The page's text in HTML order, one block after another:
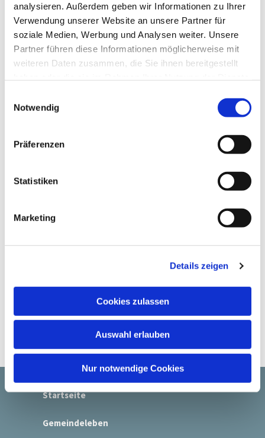
analysieren. Außerdem geben wir Informationen zu Ihrer
Verwendung unserer Website an unsere Partner für
soziale Medien, Werbung und Analysen weiter. Unsere
Partner führen diese Informationen möglicherweise mit
weiteren Daten zusammen, die Sie ihnen bereitgestellt
l
Notwendig
Präferenzen
Statistiken
Marketing
Details zeigen
Cookies zulassen
Auswahl erlauben
Nur notwendige Cookies
Dies könnte Sie auch
interessieren
Startseite
Gemeindeleben